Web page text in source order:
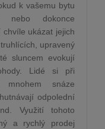
k vašemu bytu
nebo dokonce
ukázat jejich
upravený
sluncem evokují
Lidé si při
mnohem snáze
odpolední
Využití tohoto
a rychlý prodej